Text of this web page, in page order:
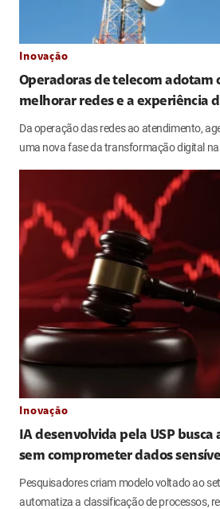
Inovação
Operadoras de telecom adotam
melhorar redes e a experiência
Da operação das redes ao atendimento,
uma nova fase da transformação digital
Inovação
IA desenvolvida pela USP busca
sem comprometer dados
Pesquisadores criam modelo voltado ao
automatiza a classificação de processos,